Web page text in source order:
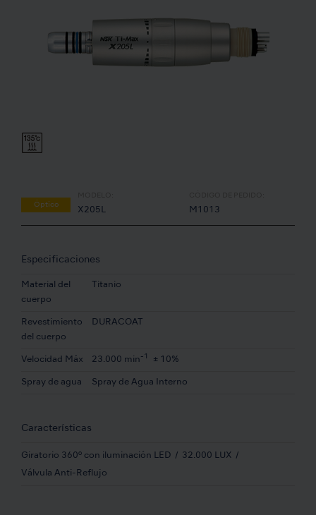
Óptico
X205L M1013
Especificaciones
Material del
cuerpo
Titanio
Revestimiento
del cuerpo
DURACOAT
Velocidad Máx 23.000 min -1 ± 10%
Spray de agua Spray de Agua Interno
Características
Giratorio 360º con iluminación LED 32.000 LUX
Válvula Anti-Reflujo